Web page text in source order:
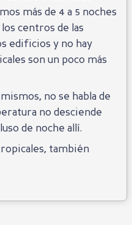
más de 4 a 5 noches
centros de las
edificios y no hay
son un poco más
no se habla de
no desciende
de noche allí.
también